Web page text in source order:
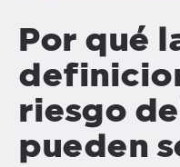
Por qué
riesgo
pueden